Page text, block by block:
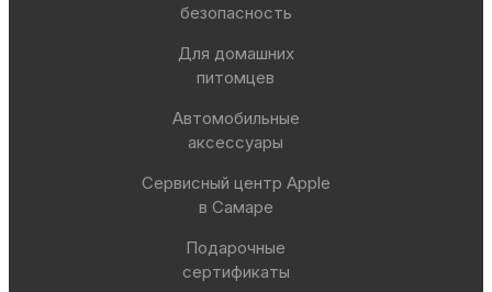
безопасность
Для домашних
питомцев
Автомобильные
аксессуары
Сервисный центр Apple
в Самаре
Подарочные
сертификаты